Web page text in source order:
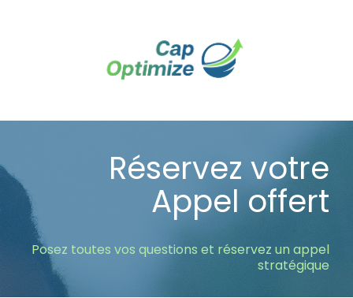
Réservez votre
Appel offert
Posez toutes vos questions et réservez un appel
stratégique